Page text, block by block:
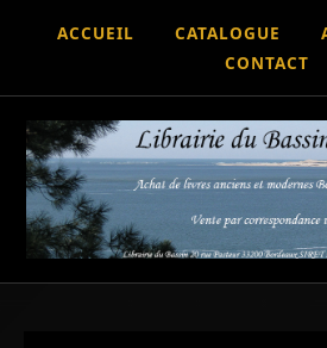
ACCUEIL CATALOGUE
CONTACT